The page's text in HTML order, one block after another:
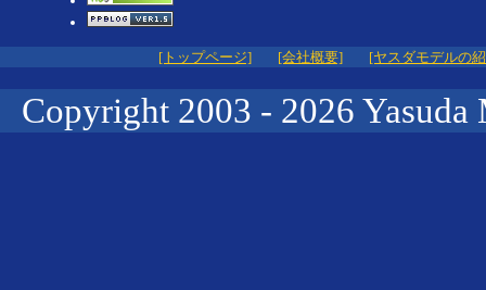
[トップページ] [会社概要] [ヤスダモデルの
Copyright 2003 - 2026